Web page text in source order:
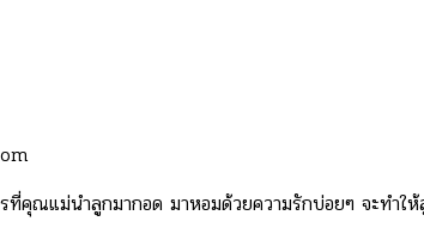
รที่คุณแม่นำลูกมากอด มาหอมด้วยความรักบ่อยๆ จะทำ